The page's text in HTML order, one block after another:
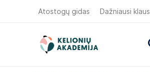
Atostogų gidas Dažniausi